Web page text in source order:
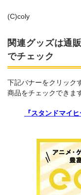
(C)coly
関連グッズは通
でチェック
下記バナーをクリック
商品をチェックできま
『スタンドマイ